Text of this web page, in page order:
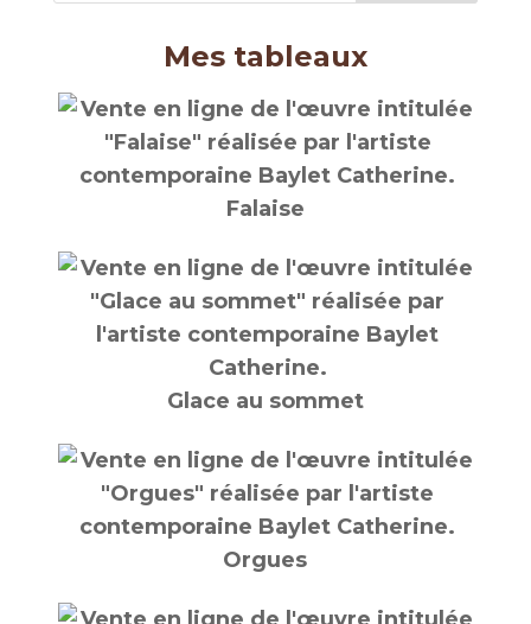
Mes tableaux
Falaise
Glace au sommet
Orgues